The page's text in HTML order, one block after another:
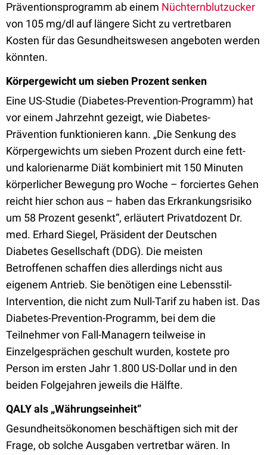
Präventionsprogramm ab einem Nüchternblutzucker
von 105 mg/dl auf längere Sicht zu vertretbaren
Kosten für das Gesundheitswesen angeboten werden
könnten.
Körpergewicht um sieben Prozent senken
Eine US-Studie (Diabetes-Prevention-Programm) hat
vor einem Jahrzehnt gezeigt, wie Diabetes-
Prävention funktionieren kann. „Die Senkung des
Körpergewichts um sieben Prozent durch eine fett-
und kalorienarme Diät kombiniert mit 150 Minuten
körperlicher Bewegung pro Woche – forciertes Gehen
reicht hier schon aus – haben das Erkrankungsrisiko
um 58 Prozent gesenkt“, erläutert Privatdozent Dr.
med. Erhard Siegel, Präsident der Deutschen
Diabetes Gesellschaft (DDG). Die meisten
Betroffenen schaffen dies allerdings nicht aus
eigenem Antrieb. Sie benötigen eine Lebensstil-
Intervention, die nicht zum Null-Tarif zu haben ist. Das
Diabetes-Prevention-Programm, bei dem die
Teilnehmer von Fall-Managern teilweise in
Einzelgesprächen geschult wurden, kostete pro
Person im ersten Jahr 1.800 US-Dollar und in den
beiden Folgejahren jeweils die Hälfte.
QALY als „Währungseinheit“
Gesundheitsökonomen beschäftigen sich mit der
Frage, ob solche Ausgaben vertretbar wären. In